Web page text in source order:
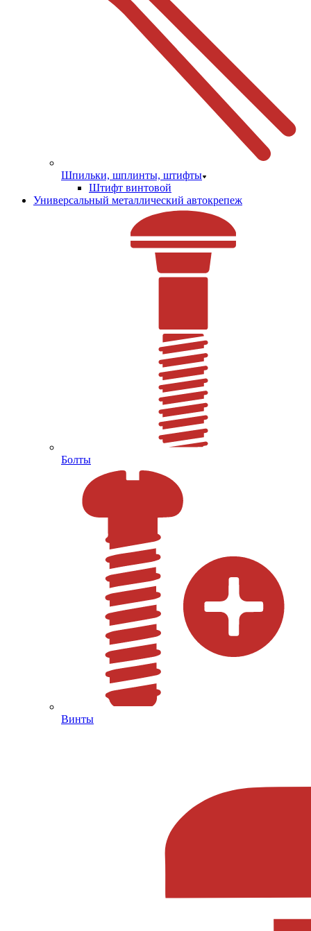
Шпильки, шплинты, штифты
Штифт винтовой
Универсальный металлический автокрепеж
Болты
Винты